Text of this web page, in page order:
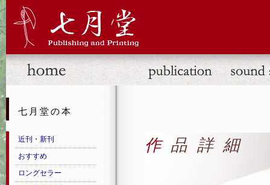
作品詳細
七月堂の本
近刊・新刊
おすすめ
ロングセラー